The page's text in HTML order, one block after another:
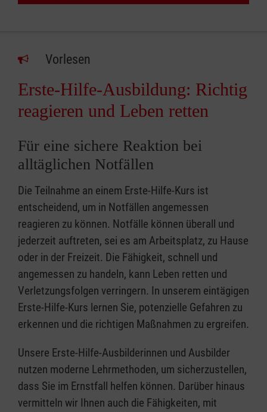
Vorlesen
Erste-Hilfe-Ausbildung: Richtig
reagieren und Leben retten
Für eine sichere Reaktion bei
alltäglichen Notfällen
Die Teilnahme an einem Erste-Hilfe-Kurs ist
entscheidend, um in Notfällen angemessen
reagieren zu können. Notfälle können überall und
jederzeit auftreten, sei es am Arbeitsplatz, zu Hause
oder in der Freizeit. Die Fähigkeit, schnell und
angemessen zu handeln, kann Leben retten und
Verletzungsfolgen verringern. In unserem eintägigen
Erste-Hilfe-Kurs lernen Sie, potenzielle Gefahren zu
erkennen und die richtigen Maßnahmen zu ergreifen.
Unsere Erste-Hilfe-Ausbilderinnen und Ausbilder
nutzen moderne Lehrmethoden, um sicherzustellen,
dass Sie im Ernstfall helfen können. Darüber hinaus
vermitteln wir Ihnen auch die Fähigkeiten, mit